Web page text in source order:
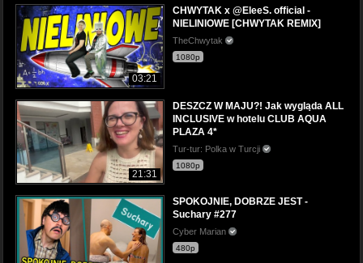
03:21
CHWYTAK x @EleeS. official -
NIELINIOWE [CHWYTAK REMIX]
TheChwytak
1080p
21:31
DESZCZ W MAJU?! Jak wygląda ALL
INCLUSIVE w hotelu CLUB AQUA
PLAZA 4*
Tur-tur: Polka w Turcji
1080p
SPOKOJNIE, DOBRZE JEST -
Suchary #277
Cyber Marian
480p